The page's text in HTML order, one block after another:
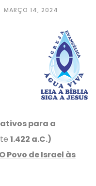
MARÇO 14, 2024
para a
1.422 a.C.)
O Povo de Israel às